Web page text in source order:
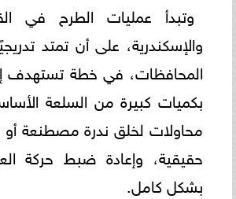
وتبدأ عمليات الطرح في
والإسكندرية، على أن تمتد
المحافظات، في خطة تستهدف
بكميات كبيرة من السلعة
محاولات لخلق ندرة مصطنعة أو
حقيقية، وإعادة ضبط حركة
بشكل كامل.